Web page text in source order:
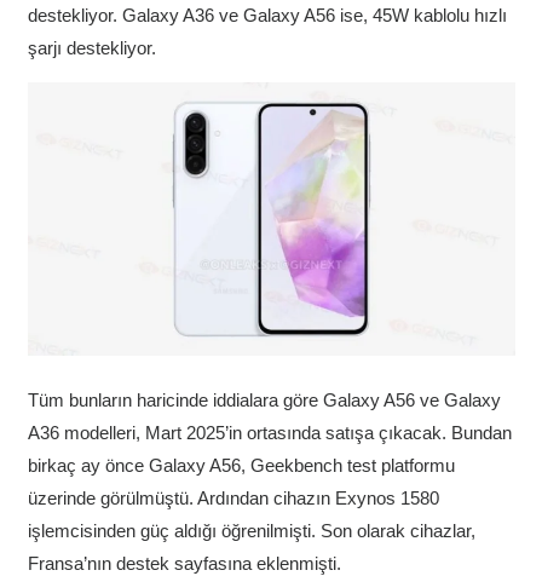
destekliyor. Galaxy A36 ve Galaxy A56 ise, 45W kablolu hızlı
şarjı destekliyor.
Tüm bunların haricinde iddialara göre Galaxy A56 ve Galaxy
A36 modelleri, Mart 2025’in ortasında satışa çıkacak. Bundan
birkaç ay önce Galaxy A56, Geekbench test platformu
üzerinde görülmüştü. Ardından cihazın Exynos 1580
işlemcisinden güç aldığı öğrenilmişti. Son olarak cihazlar,
Fransa’nın destek sayfasına eklenmişti.